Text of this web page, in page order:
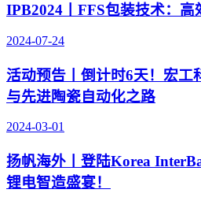
IPB2024丨FFS包装技术：高
2024-07-24
活动预告丨倒计时6天！宏工
与先进陶瓷自动化之路
2024-03-01
扬帆海外丨登陆Korea
锂电智造盛宴！